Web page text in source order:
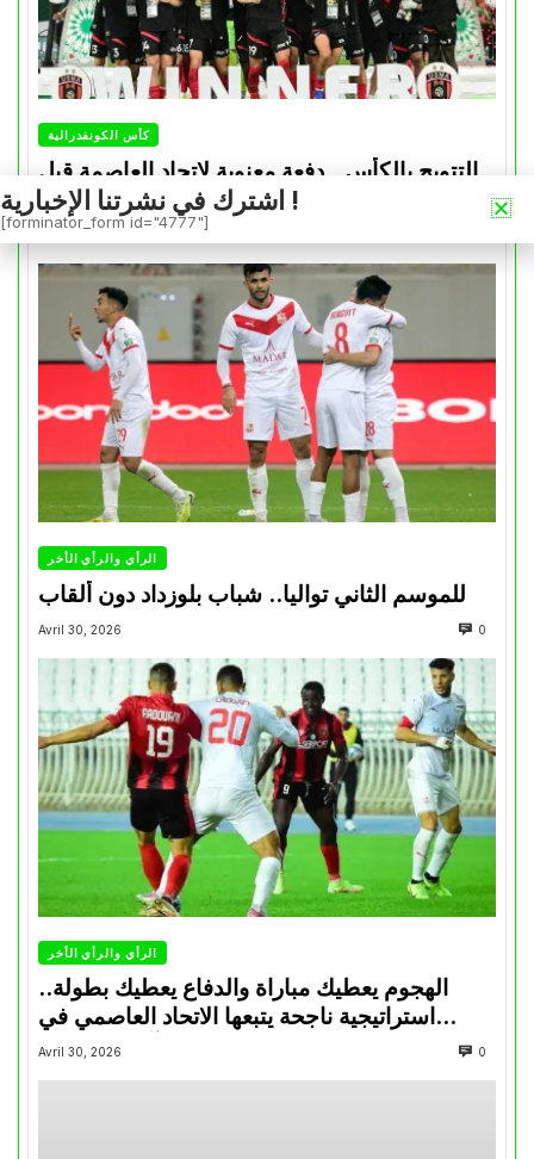
كأس الكونفدرالية
التتويج بالكأس.. دفعة معنوية لإتحاد العاصمة قبل
موقعة الزمالك في نهائي الكونفدرالية
الرأي والرأي الأخر
للموسم الثاني تواليا.. شباب بلوزداد دون ألقاب
Avril 30, 2026 0
الرأي والرأي الأخر
الهجوم يعطيك مباراة والدفاع يعطيك بطولة..
استراتيجية ناجحة يتبعها الاتحاد العاصمي في
تتويجاته آخر السنوات
Avril 30, 2026 0
اشترك في نشرتنا الإخبارية !
[forminator_form id="4777"]